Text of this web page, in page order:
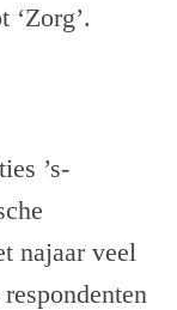
‘Zorg’.
’s-
najaar veel